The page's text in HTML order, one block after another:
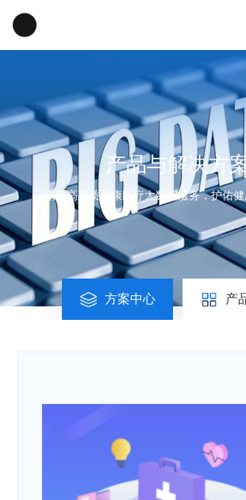
产品与解决方
创造高品质健康医疗大数据服务，护佑
方案中心 产